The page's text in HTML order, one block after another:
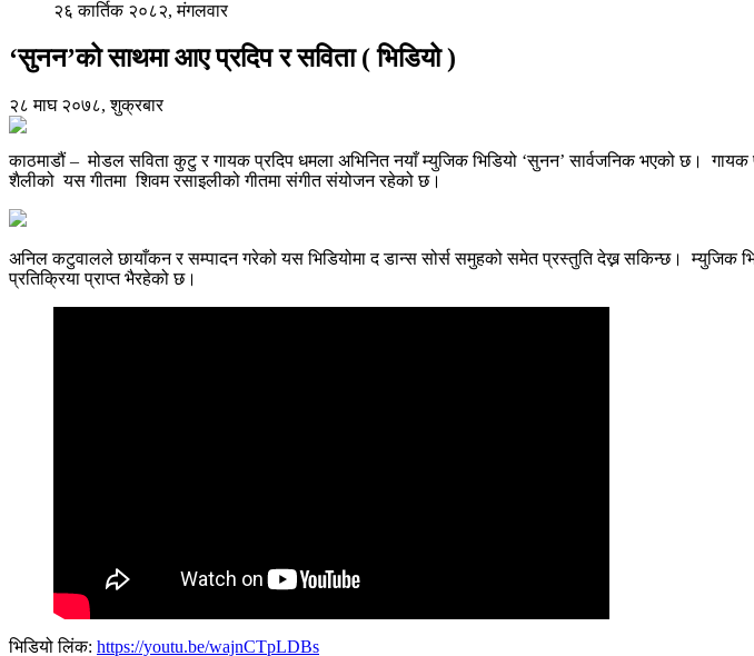
२६ कार्तिक २०८२, मंगलवार
‘सुनन’को साथमा आए प्रदिप र सविता ( भिडियो )
२८ माघ २०७८, शुक्रबार
काठमाडौं – मोडल सविता कुटु र गायक प्रदिप धमला अभिनित नयाँ म्युजिक भिडियो ‘सुनन’ सार्वजनिक भएको छ।
शैलीको यस गीतमा शिवम रसाइलीको गीतमा संगीत संयोजन रहेको छ।
अनिल कटुवालले छायाँकन र सम्पादन गरेको यस भिडियोमा द डान्स सोर्स समुहको समेत प्रस्तुति देख्न सकिन्छ। म्युजिक
प्रतिक्रिया प्राप्त भैरहेको छ।
भिडियो लिंक: https://youtu.be/wajnCTpLDBs